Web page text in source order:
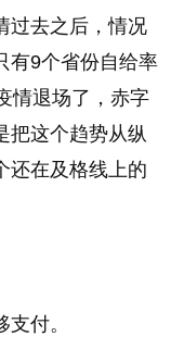
过去之后，情况
有9个省份自给率
情退场了，赤字
把这个趋势从纵
在及格线上的
付。